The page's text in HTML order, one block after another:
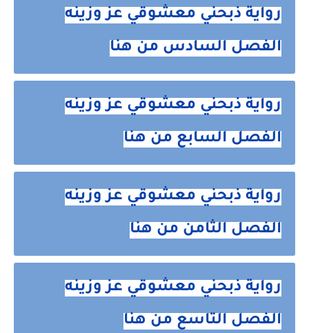
رواية ذبحني معشوقي عز وزينه
الفصل السادس من هنا
رواية ذبحني معشوقي عز وزينه
الفصل السابع من هنا
رواية ذبحني معشوقي عز وزينه
الفصل الثامن من هنا
رواية ذبحني معشوقي عز وزينه
الفصل التاسع من هنا